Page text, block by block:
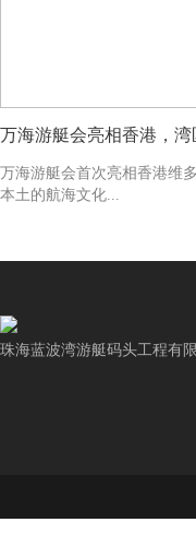
万海游艇会亮相香港，
万海游艇会首次亮相香港维
本土的航海文化...
珠海蓝波湾游艇码头工程有